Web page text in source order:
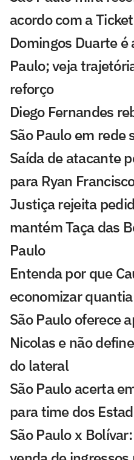
acordo com a
Domingos Duarte
Paulo; veja
reforço
Diego Fernandes
São Paulo em rede
Saída de atacante
para Ryan
Justiça rejeita
mantém Taça das
Paulo
Entenda por que
economizar
São Paulo oferece
Nicolas e não
do lateral
São Paulo acerta
para time dos
São Paulo x